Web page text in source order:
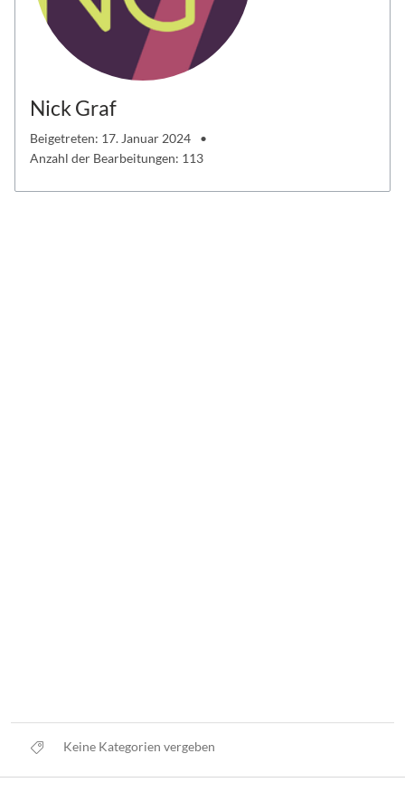
Nick Graf
Beigetreten: 17. Januar 2024
Anzahl der Bearbeitungen: 113
Keine Kategorien vergeben